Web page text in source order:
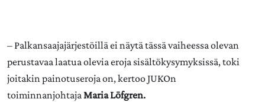
– Palkansaajajärjestöillä ei näytä tässä vaiheessa olevan
perustavaa laatua olevia eroja sisältökysymyksissä, toki
joitakin painotuseroja on, kertoo JUKOn
toiminnanjohtajaMaria Löfgren.